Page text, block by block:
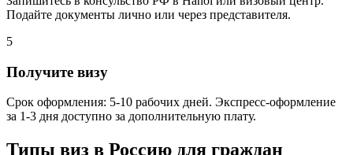
Подайте документы лично или через представителя.
5
Получите визу
Срок оформления: 5-10 рабочих дней. Экспресс-оформление
за 1-3 дня доступно за дополнительную плату.
Типы виз в Россию для граждан